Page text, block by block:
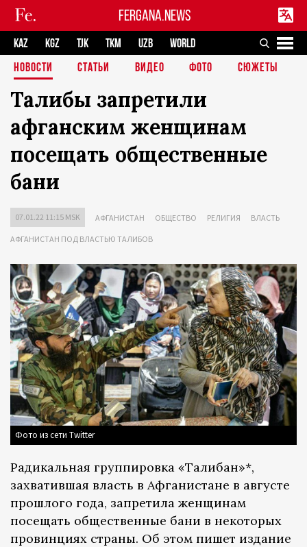
FERGANA.NEWS
KAZ KGZ TJK TKM UZB
WORLD
НОВОСТИ
СТАТЬИ ВИДЕО ФОТО СЮЖЕТЫ
Талибы запретили
афганским женщинам
посещать общественные
бани
07.01.22 11:15 MSK АФГАНИСТАН ОБЩЕСТВО РЕЛИГИЯ ВЛАСТЬ
АФГАНИСТАН ПОД ВЛАСТЬЮ ТАЛИБОВ
Фото из сети Twitter
Радикальная группировка «Талибан»*,
захватившая власть в Афганистане в августе
прошлого года, запретила женщинам
посещать общественные бани в некоторых
провинциях страны. Об этом пишет издание